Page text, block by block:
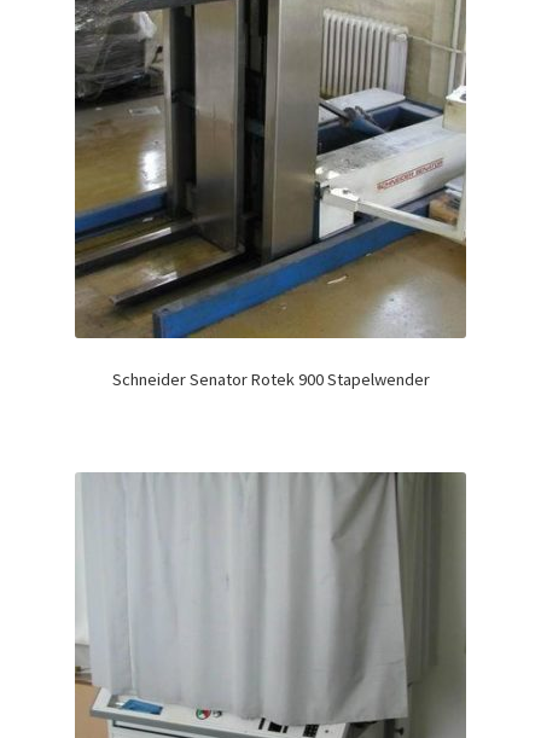
Schneider Senator Rotek 900 Stapelwender